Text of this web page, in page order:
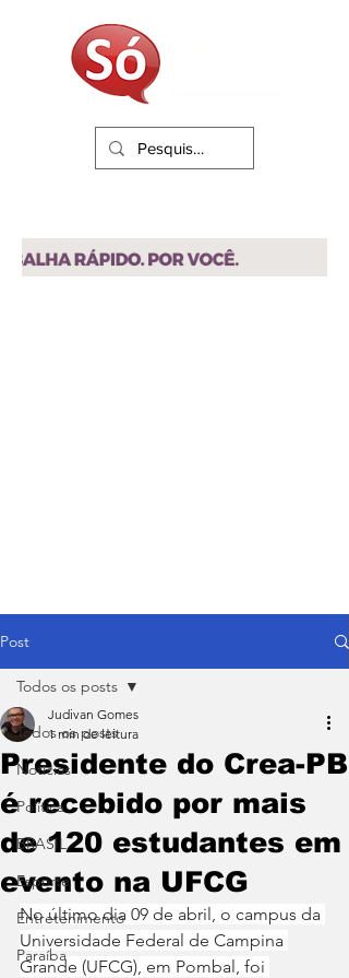
Post
Todos os posts
Notícias
Política
BRASIL
Esporte
Entretenimento
Paraíba
Todos os posts
Presidente do Crea-PB
é recebido por mais
de 120 estudantes em
evento na UFCG
Judivan Gomes
1 min de leitura
No último dia 09 de abril, o campus da
Universidade Federal de Campina
Grande (UFCG), em Pombal, foi